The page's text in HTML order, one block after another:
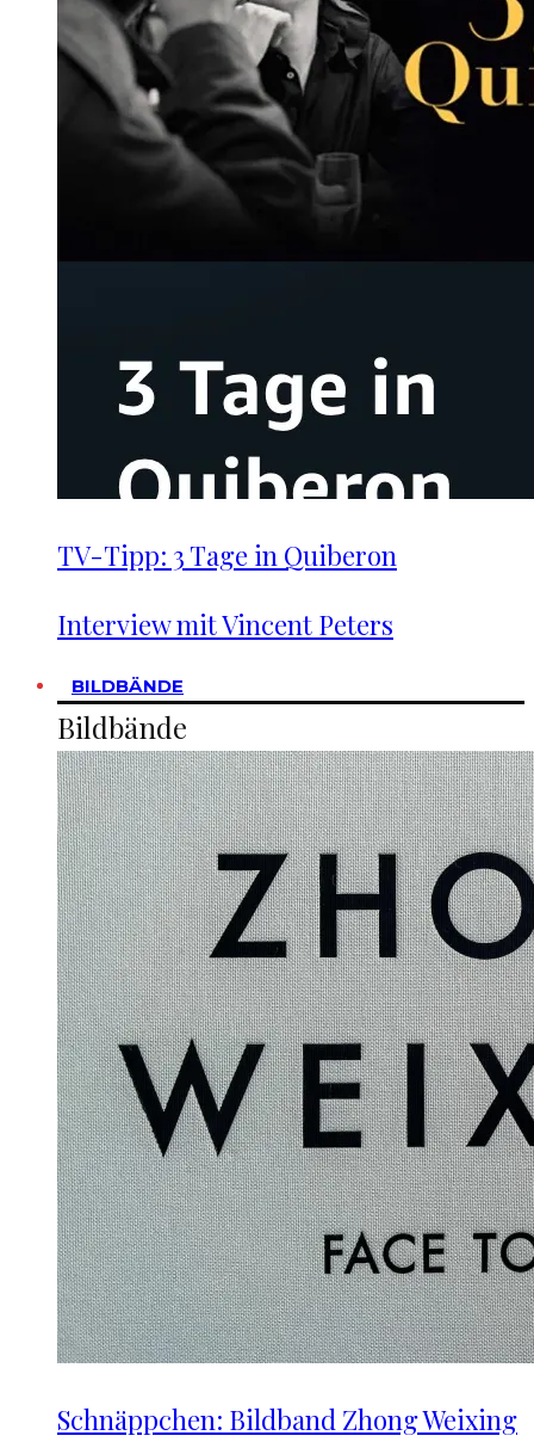
TV-Tipp: 3 Tage in Quiberon
Interview mit Vincent Peters
BILDBÄNDE
Bildbände
Schnäppchen: Bildband Zhong Weixing